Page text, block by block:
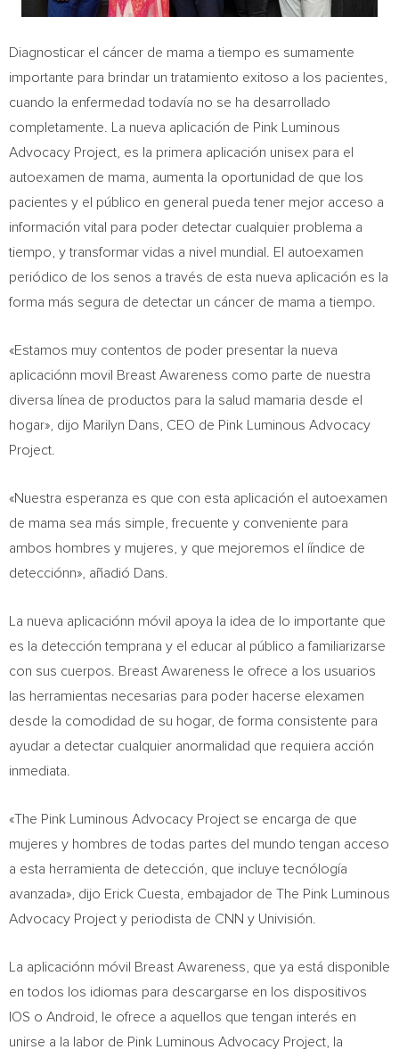
Diagnosticar el cáncer de mama a tiempo es sumamente
importante para brindar un tratamiento exitoso a los pacientes,
cuando la enfermedad todavía no se ha desarrollado
completamente. La nueva aplicación de Pink Luminous
Advocacy Project, es la primera aplicación unisex para el
autoexamen de mama, aumenta la oportunidad de que los
pacientes y el público en general pueda tener mejor acceso a
información vital para poder detectar cualquier problema a
tiempo, y transformar vidas a nivel mundial. El autoexamen
periódico de los senos a través de esta nueva aplicación es la
forma más segura de detectar un cáncer de mama a tiempo.
«Estamos muy contentos de poder presentar la nueva
aplicaciónn movil Breast Awareness como parte de nuestra
diversa línea de productos para la salud mamaria desde el
hogar», dijo Marilyn Dans, CEO de Pink Luminous Advocacy
Project.
«Nuestra esperanza es que con esta aplicación el autoexamen
de mama sea más simple, frecuente y conveniente para
ambos hombres y mujeres, y que mejoremos el ííndice de
detecciónn», añadió Dans.
La nueva aplicaciónn móvil apoya la idea de lo importante que
es la detección temprana y el educar al público a familiarizarse
con sus cuerpos. Breast Awareness le ofrece a los usuarios
las herramientas necesarias para poder hacerse elexamen
desde la comodidad de su hogar, de forma consistente para
ayudar a detectar cualquier anormalidad que requiera acción
inmediata.
«The Pink Luminous Advocacy Project se encarga de que
mujeres y hombres de todas partes del mundo tengan acceso
a esta herramienta de detección, que incluye tecnólogía
avanzada», dijo Erick Cuesta , embajador de The Pink Luminous
Advocacy Project y periodista de CNN y Univisión.
La aplicaciónn móvil Breast Awareness, que ya está disponible
en todos los idiomas para descargarse en los dispositivos
IOS o Android, le ofrece a aquellos que tengan interés en
unirse a la labor de Pink Luminous Advocacy Project, la